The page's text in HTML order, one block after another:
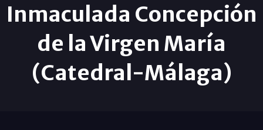
Inmaculada Concepción
de la Virgen María
(Catedral-Málaga)